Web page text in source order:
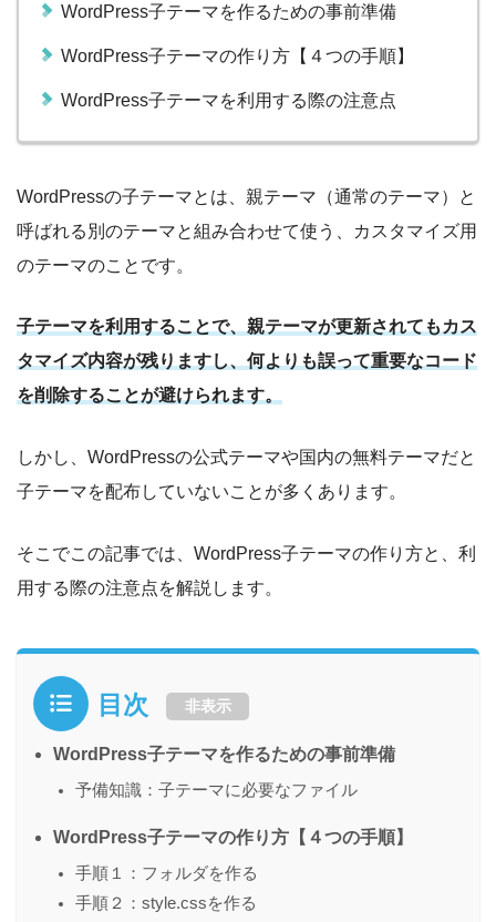
WordPress子テーマを作るための事前準備
WordPress子テーマの作り方【４つの手順】
WordPress子テーマを利用する際の注意点
WordPressの子テーマとは、親テーマ（通常のテーマ）と
呼ばれる別のテーマと組み合わせて使う、カスタマイズ用
のテーマのことです。
子テーマを利用することで、親テーマが更新されてもカス
タマイズ内容が残りますし、何よりも誤って重要なコード
を削除することが避けられます。
しかし、WordPressの公式テーマや国内の無料テーマだと
子テーマを配布していないことが多くあります。
そこでこの記事では、WordPress子テーマの作り方と、利
用する際の注意点を解説します。
目次 非表示
WordPress子テーマを作るための事前準備
予備知識：子テーマに必要なファイル
WordPress子テーマの作り方【４つの手順】
手順１：フォルダを作る
手順２：style.cssを作る